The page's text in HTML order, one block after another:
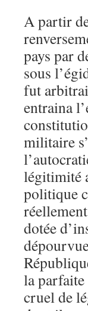
A partir
pays par
sous
fut
entraina
militaire
légitimité
politique
dotée
la
cruel de